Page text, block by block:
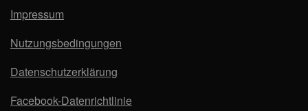
Impressum
Nutzungsbedingungen
Datenschutzerklärung
Facebook-Datenrichtlinie